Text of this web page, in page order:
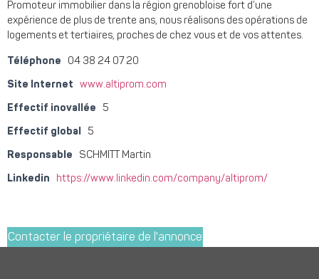
Promoteur immobilier dans la région grenobloise fort d’une
expérience de plus de trente ans, nous réalisons des opérations de
logements et tertiaires, proches de chez vous et de vos attentes.
Téléphone 04 38 24 07 20
Site Internet www.altiprom.com
Effectif inovallée 5
Effectif global 5
Responsable SCHMITT Martin
Linkedin https://www.linkedin.com/company/altiprom/
Contacter le propriétaire de l'annonce